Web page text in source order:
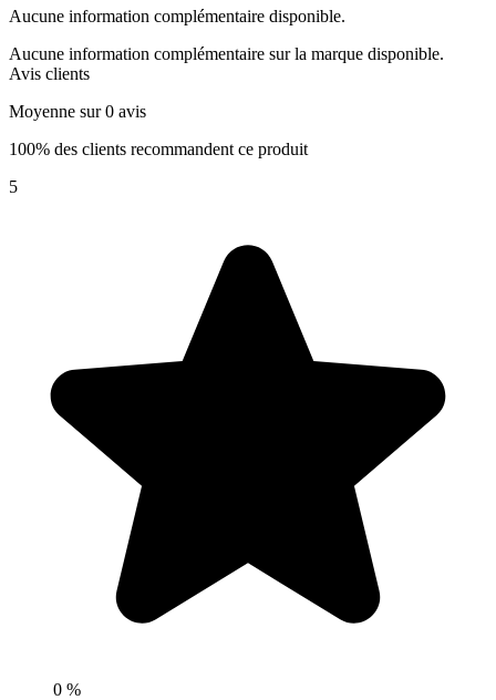
Aucune information complémentaire disponible.
Aucune information complémentaire sur la marque disponible.
Avis clients
Moyenne sur 0 avis
100% des clients recommandent ce produit
5
0 %